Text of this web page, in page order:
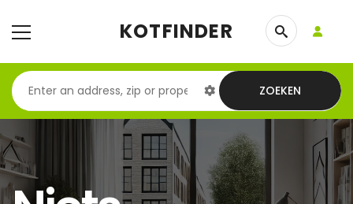
KOTFINDER
ZOEKEN